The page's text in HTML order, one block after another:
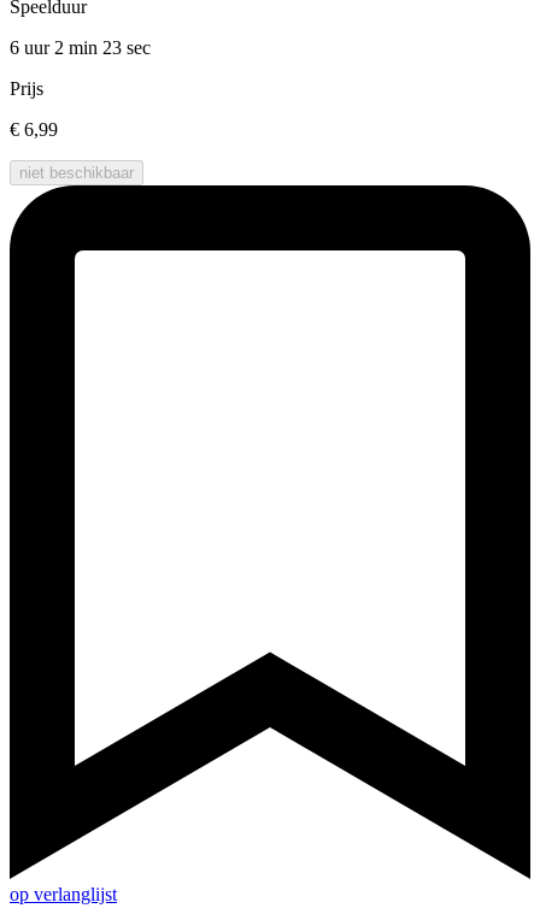
Speelduur
6 uur 2 min 23 sec
Prijs
€ 6,99
niet beschikbaar
op verlanglijst